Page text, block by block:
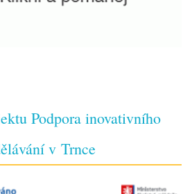
Podpora inovativního
v Trnce